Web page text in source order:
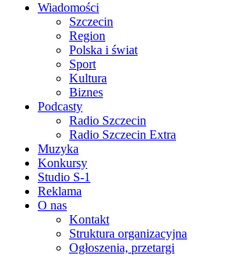
Wiadomości
Szczecin
Region
Polska i świat
Sport
Kultura
Biznes
Podcasty
Radio Szczecin
Radio Szczecin Extra
Muzyka
Konkursy
Studio S-1
Reklama
O nas
Kontakt
Struktura organizacyjna
Ogłoszenia, przetargi